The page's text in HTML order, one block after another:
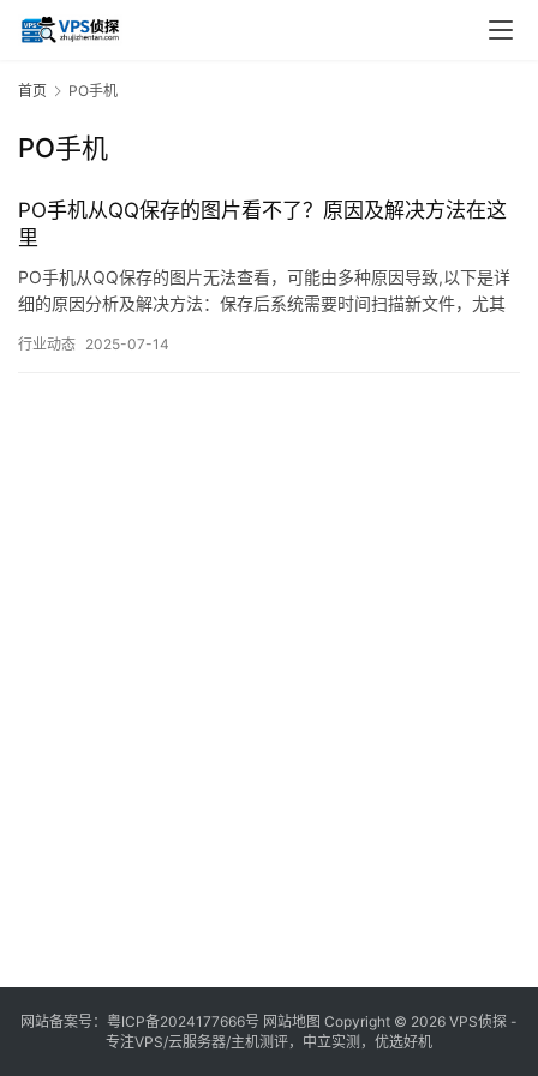
首页 PO手机
PO手机
PO手机从QQ保存的图片看不了？原因及解决方法在这
里
PO手机从QQ保存的图片无法查看，可能由多种原因导致,以下是详
细的原因分析及解决方法：保存后系统需要时间扫描新文件，尤其
无法显示。FAQs（常见问题解答）QQ保存的图片在哪个文件夹？
行业动态 2025-07-14
网站备案号： 粤ICP备2024177666号 网站地图 Copyright © 2026 VPS侦探 -
专注VPS/云服务器/主机测评，中立实测，优选好机